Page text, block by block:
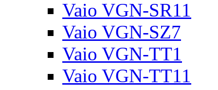
Vaio VGN-SR11
Vaio VGN-SZ7
Vaio VGN-TT1
Vaio VGN-TT11